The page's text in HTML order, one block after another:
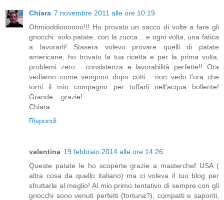
Chiara 7 novembre 2011 alle ore 10:19
Ohmioddioooooo!!! Ho provato un sacco di volte a fare gli
gnocchi: solo patate, con la zucca... e ogni volta, una fatica
a lavorarli! Stasera volevo provare quelli di patate
americane, ho trovato la tua ricetta e per la prima volta,
problemi zero... consistenza e lavorabilità perfette!! Ora
vediamo come vengono dopo cotti... non vedo l'ora che
torni il mio compagno per tuffarli nell'acqua bollente!
Grande... grazie!
Chiara
Rispondi
valentina 19 febbraio 2014 alle ore 14:26
Queste patate le ho scoperte grazie a masterchef USA (
altra cosa da quello italiano) ma ci voleva il tuo blog per
sfruttarle al meglio! Al mio primo tentativo di sempre con gli
gnocchi sono venuti perfetti (fortuna?), compatti e saporiti,